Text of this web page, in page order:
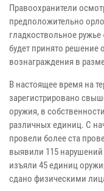
Правоохранители
предположительно
гладкоствольное
будет принято решение
вознаграждения в
В настоящее время на
зарегистрировано
оружия, в
различных единиц. С
провели более ста
выявили 115
изъяли 45 единиц
сдано физическими